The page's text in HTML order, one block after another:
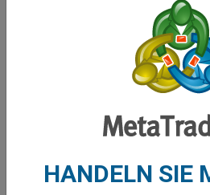
berücksichtigt, der Schlüssel,
Altcoin mit der besten
Dogecoineinmal
könnte ein anderer Coin -
Sensation - dasselbe tun.
Bei Kryptowährungen ist alles
2025 hat das mehr denn je
HANDELN SIE